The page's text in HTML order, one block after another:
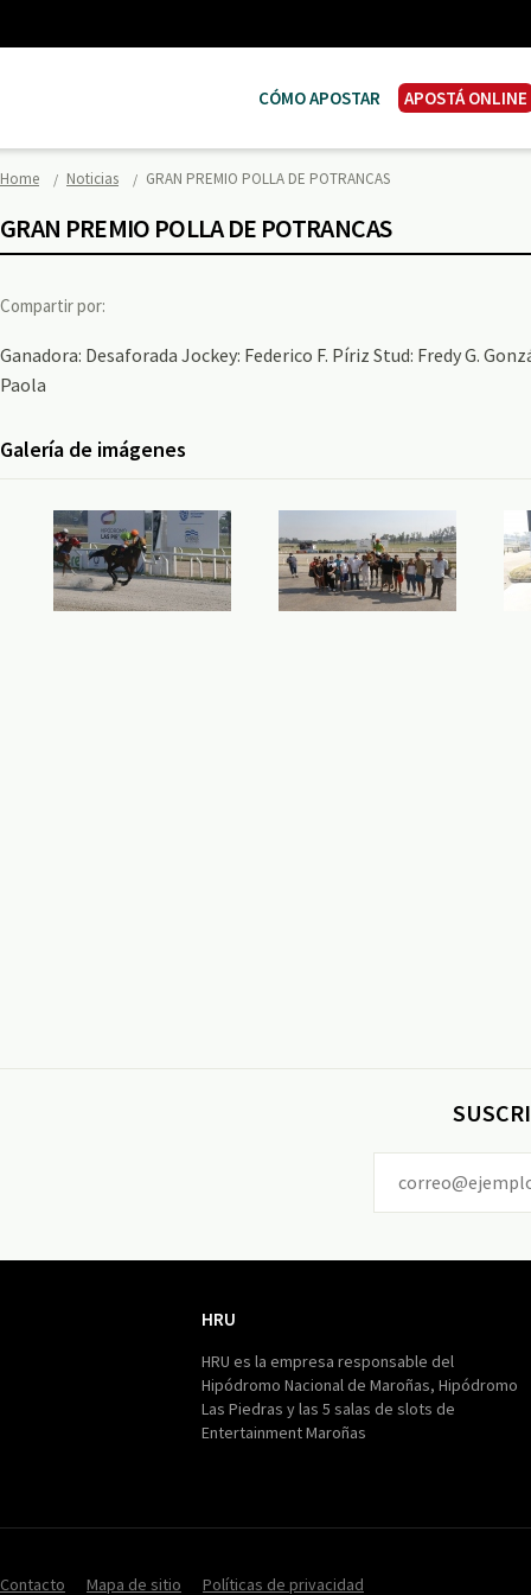
CÓMO APOSTAR APOSTÁ ONLINE
Home Noticias GRAN PREMIO POLLA DE POTRANCAS
GRAN PREMIO POLLA DE POTRANCAS
Compartir por:
Ganadora: Desaforada Jockey: Federico F. Píriz Stud: Fredy G.
Paola
Galería de imágenes
HRU
HRU es la empresa responsable del
Hipódromo Nacional de Maroñas, Hipódromo
Las Piedras y las 5 salas de slots de
Entertainment Maroñas
Contacto Mapa de sitio Políticas de privacidad